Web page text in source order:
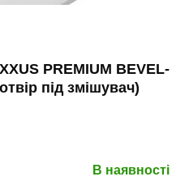
PREMIUM BEVEL-
під змішувач)
В наявності